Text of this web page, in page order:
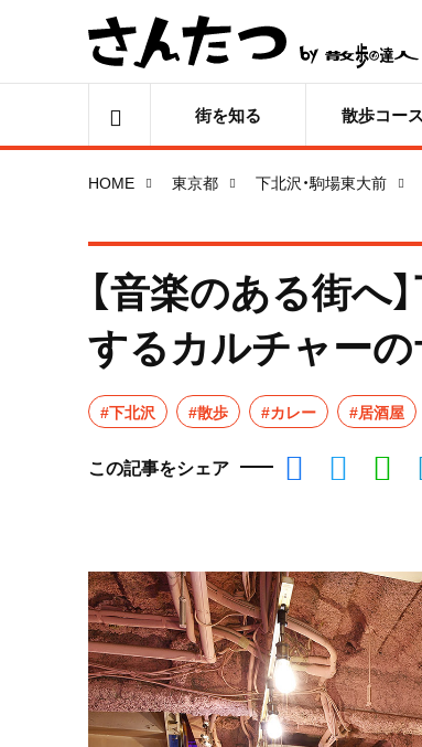
街を知る 散歩コース
HOME 東京都 下北沢・駒場東大前
【音楽のある街へ
するカルチャー
#下北沢 #散歩 #カレー #居酒屋
この記事をシェア